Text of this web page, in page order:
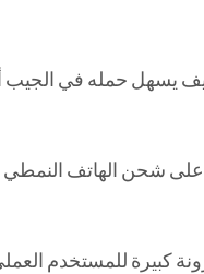
نحيف يسهل حمله في
شحن الهاتف النمطي
كبيرة للمستخدم